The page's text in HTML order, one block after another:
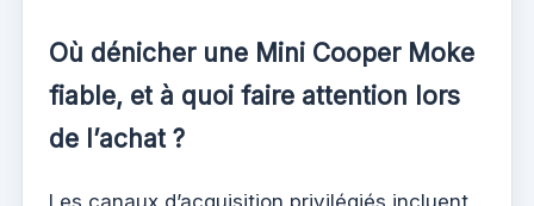
Où dénicher une Mini Cooper Moke
fiable, et à quoi faire attention lors
de l’achat ?